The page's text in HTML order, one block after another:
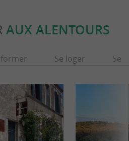
AUX ALENTOURS
Se loger Se